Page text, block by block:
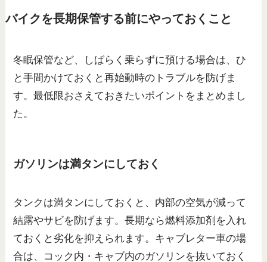
バイクを長期保管する前にやっておくこと
冬眠保管など、しばらく乗らずに預ける場合は、ひ
と手間かけておくと再始動時のトラブルを防げま
す。最低限おさえておきたいポイントをまとめまし
た。
ガソリンは満タンにしておく
タンクは満タンにしておくと、内部の空気が減って
結露やサビを防げます。長期なら燃料添加剤を入れ
ておくと劣化を抑えられます。キャブレター車の場
合は、コック内・キャブ内のガソリンを抜いておく